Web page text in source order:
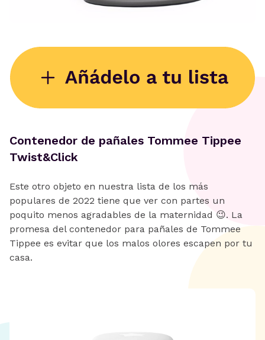
Contenedor de pañales Tommee Tippee
Twist&Click
Este otro objeto en nuestra lista de los más
populares de 2022 tiene que ver con partes un
poquito menos agradables de la maternidad 😉. La
promesa del contenedor para pañales de Tommee
Tippee es evitar que los malos olores escapen por tu
casa.